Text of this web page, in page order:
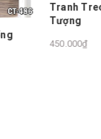
Tranh Treo
Tượng
450.000₫